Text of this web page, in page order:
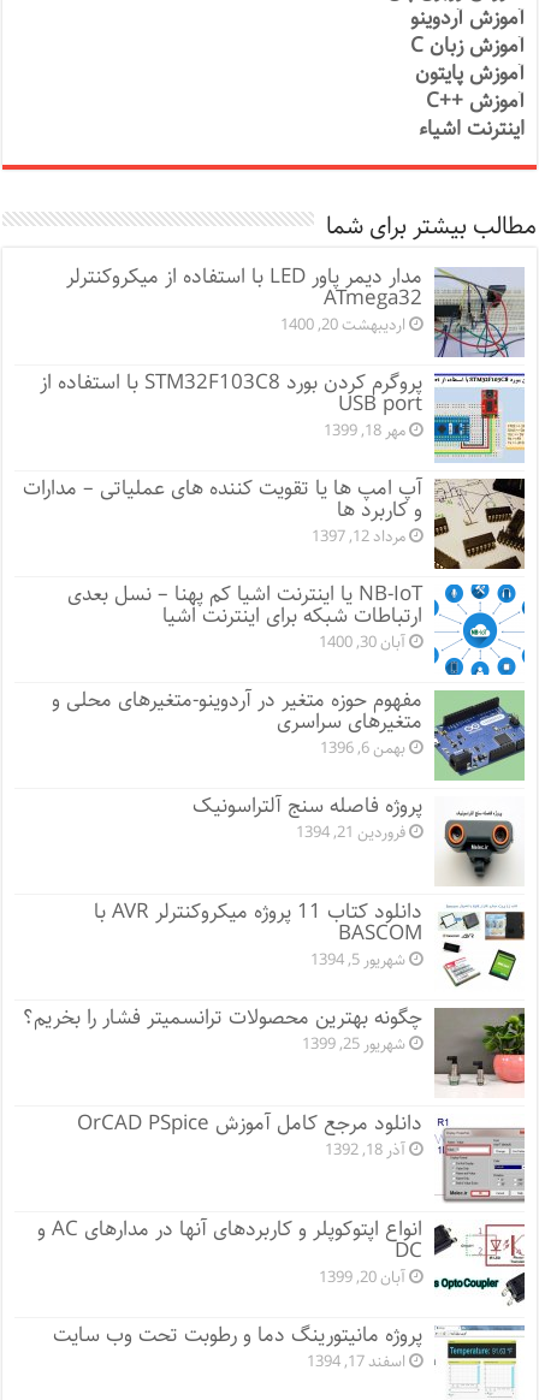
آموزش آردوینو
آموزش زبان C
آموزش پایتون
آموزش ++C
اینترنت اشیاء
مطالب بیشتر برای شما
مدار دیمر پاور LED با استفاده از میکروکنترلر
ATmega32
اردیبهشت 20, 1400
پروگرم کردن بورد STM32F103C8 با استفاده از
USB port
مهر 18, 1399
آپ امپ ها یا تقویت کننده های عملیاتی – مدارات
و کاربرد ها
مرداد 12, 1397
NB-IoT یا اینترنت اشیا کم پهنا – نسل بعدی
ارتباطات شبکه برای اینترنت اشیا
آبان 30, 1400
مفهوم حوزه متغیر در آردوینو-متغیرهای محلی و
متغیرهای سراسری
بهمن 6, 1396
پروژه فاصله سنج آلتراسونیک
فروردین 21, 1394
دانلود کتاب 11 پروژه میکروکنترلر AVR با
BASCOM
شهریور 5, 1394
چگونه بهترین محصولات ترانسمیتر فشار را بخریم؟
شهریور 25, 1399
دانلود مرجع کامل آموزش OrCAD PSpice
آذر 18, 1392
انواع اپتوکوپلر و کاربردهای آنها در مدارهای AC و
DC
آبان 20, 1399
پروژه مانيتورينگ دما و رطوبت تحت وب سایت
اسفند 17, 1394